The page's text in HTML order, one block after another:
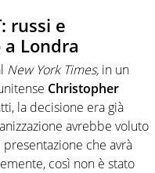
russi e
Londra
New York Times, in un
Christopher
la decisione era già
avrebbe voluto
che avrà
così non è stato